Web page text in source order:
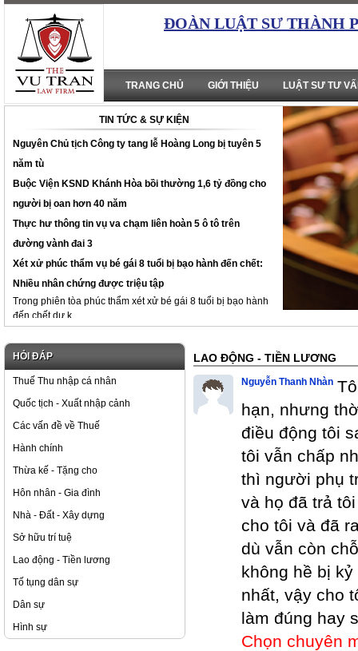
ĐOÀN LUẬT SƯ THÀNH
TRANG CHỦ GIỚI THIỆU LUẬT SƯ TƯ
TIN TỨC & SỰ KIỆN
Nguyên Chủ tịch Công ty tang lễ Hoàng Long bị tuyên 5
năm tù
Buộc Viện KSND Khánh Hòa bồi thường 1,6 tỷ đồng cho
người bị oan hơn 40 năm
Thực hư thông tin vụ va chạm liên hoàn 5 ô tô trên
đường vành đai 3
Xét xử phúc thẩm vụ bé gái 8 tuổi bị bạo hành đến chết:
Nhiều nhân chứng được triệu tập
Trong phiên tòa phúc thẩm xét xử bé gái 8 tuổi bị bạo hành
đến chết dự k...
HỎI ĐÁP
Thuế Thu nhập cá nhân
Quốc tịch - Xuất nhập cảnh
Các vấn đề về Thuế
Hành chính
Thừa kế - Tặng cho
Hôn nhân - Gia đình
Nhà - Đất - Xây dựng
Sở hữu trí tuệ
Lao động - Tiền lương
Tố tụng dân sự
Dân sự
Hình sự
LAO ĐỘNG - TIỀN LƯƠNG
Nguyễn Thanh Nhàn
hạn, nhưng
điều động tôi
tôi vẫn chấp
thì người phụ
và họ đã trả
cho tôi và đã
dù vẫn còn
không hề bị
nhất, vậy cho
làm đúng hay
Chọn chuyên